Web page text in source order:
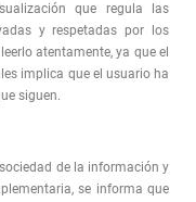
que regula las
y respetadas por los
atentamente, ya que el
implica que el usuario ha
siguen.
de la información y
se informa que